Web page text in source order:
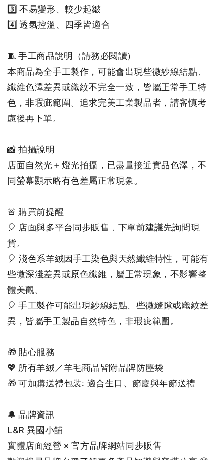
3️⃣ 不易變形、較少起皺
4️⃣ 透氣控溫、四季皆適合
🧵 手工商品說明（請務必閱讀）
本商品為全手工製作，可能會出現些微紗線結點、
纖維色澤差異或織紋不完全一致，皆屬正常手工特
色，非瑕疵範圍。追求完美工業製品者，請審慎考
慮後再下單。
📸 拍攝說明
店面自然光＋燈光拍攝，已盡量接近實品色澤，不
同螢幕顯示略有色差屬正常現象。
🚨 購買前提醒
🎈 店面與多平台同步販售，下單前建議先詢問現
貨。
🎈 淺色系羊絨因手工染色與天然纖維特性，可能有
些微深淺差異或原色纖維，屬正常現象，不影響整
體美觀。
🎈 手工製作可能出現紗線結點、些微縫隙或織紋差
異，皆屬手工製品自然特色，非瑕疵範圍。
🎁 貼心服務
💖 所有羊絨／羊毛商品皆附品牌防塵袋
🎁 可加購送禮包裝: 適合生日、節慶與年節送禮
🔔 品牌資訊
L&R 異國小舖
實體店面經營 × 官方品牌網站同步販售